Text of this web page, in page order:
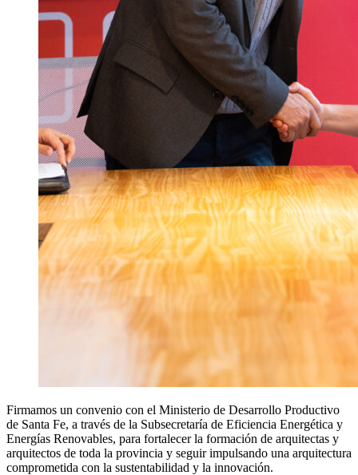
Firmamos un convenio con el Ministerio de Desarrollo Productivo
de Santa Fe, a través de la Subsecretaría de Eficiencia Energética y
Energías Renovables, para fortalecer la formación de arquitectas y
arquitectos de toda la provincia y seguir impulsando una arquitectura
comprometida con la sustentabilidad y la innovación.